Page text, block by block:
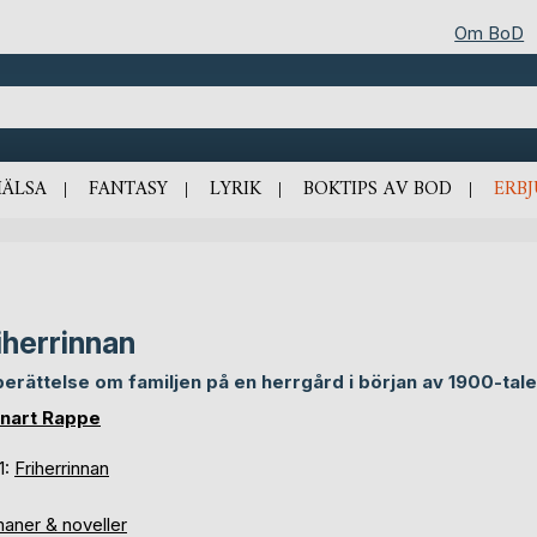
Om BoD
FANTASY LYRIK BOKTIPS AV BOD
om familjen på en herrgård i början av 1900-
Rappe
Friherrinnan
& noveller